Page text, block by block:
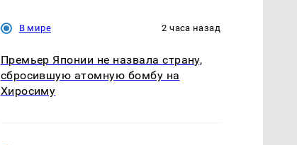
В мире 2 часа назад
Премьер Японии не назвала страну,
сбросившую атомную бомбу на
Хиросиму